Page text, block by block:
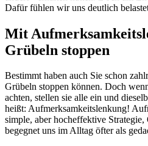
Dafür fühlen wir uns deutlich
Mit
Grübeln stoppen
Bestimmt haben auch Sie schon
Grübeln stoppen können. Doch
achten, stellen sie alle ein und
heißt: Aufmerksamkeitslenkung!
simple, aber hocheffektive
begegnet uns im Alltag öfter als